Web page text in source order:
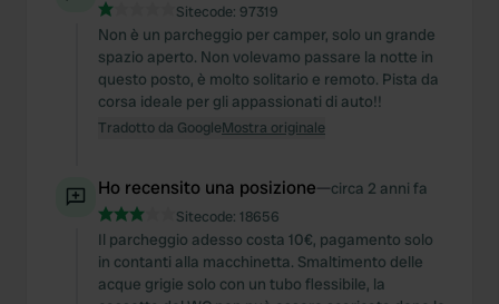
Sitecode: 97319
Non è un parcheggio per camper, solo un grande
spazio aperto. Non volevamo passare la notte in
questo posto, è molto solitario e remoto. Pista da
corsa ideale per gli appassionati di auto!!
Tradotto da GoogleMostra originale
Ho recensito una posizione—circa 2 anni fa
Sitecode: 18656
Il parcheggio adesso costa 10€, pagamento solo
in contanti alla macchinetta. Smaltimento delle
acque grigie solo con un tubo flessibile, la